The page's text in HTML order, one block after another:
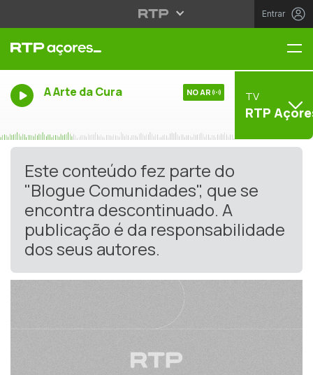
Entrar
A Arte da Cura NO AR TV
RTP
Este conteúdo fez parte do
"Blogue Comunidades", que se
encontra descontinuado. A
publicação é da responsabilidade
dos seus autores.